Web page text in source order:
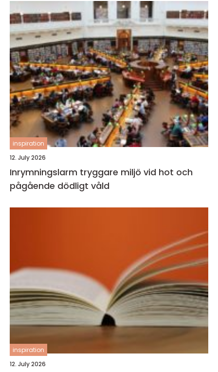
inspiration
12. July 2026
Inrymningslarm tryggare miljö vid hot och
pågående dödligt våld
inspiration
12. July 2026